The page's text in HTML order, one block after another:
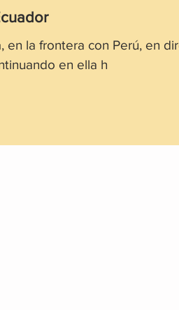
en la frontera con Perú, en
en ella h